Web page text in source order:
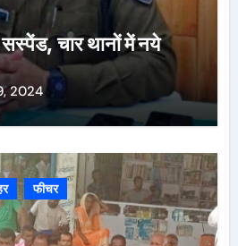
सस्पेंड, चार थानों में नये
2024
फीचर